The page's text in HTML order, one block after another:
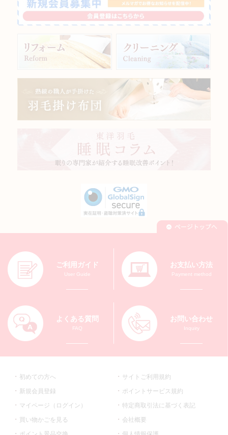
ご利用ガイド
User Guide
お支払い方法
Payment method
よくある質問
FAQ
お問い合わせ
Inquiry
初めての方へ
新規会員登録
マイページ（ログイン）
買い物かごを見る
サイトご利用規約
ポイントサービス規約
特定商取引法に基づく表記
会社概要